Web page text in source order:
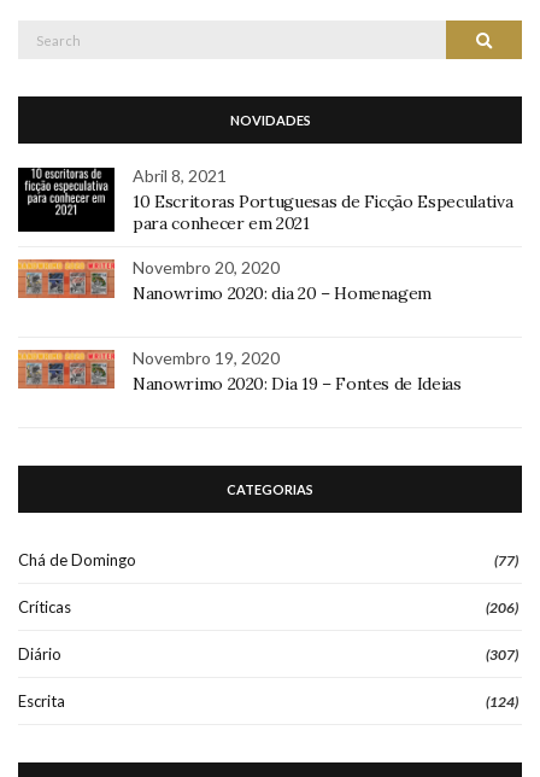
Search
Search
NOVIDADES
Abril 8, 2021
10 Escritoras Portuguesas de Ficção Especulativa
para conhecer em 2021
Novembro 20, 2020
Nanowrimo 2020: dia 20 – Homenagem
Novembro 19, 2020
Nanowrimo 2020: Dia 19 – Fontes de Ideias
CATEGORIAS
Chá de Domingo (77)
Críticas (206)
Diário (307)
Escrita (124)